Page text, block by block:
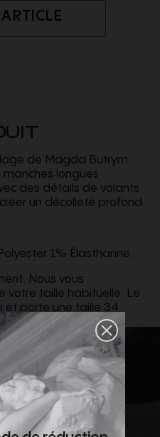
de Magda Butrym
longues
des détails de volants
un décolleté profond.
1% Élasthanne.
Nous vous
votre taille habituelle. Le
et porte une taille 34.